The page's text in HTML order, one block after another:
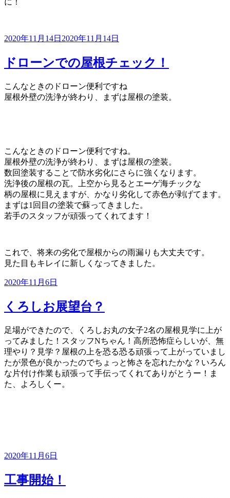
に！
投
日:
2020年11月14日 2020年11月14日
ドローンでの屋根チェック！
こんなときのドローン便利ですね
屋根外壁の洗浄が終わり、まずは屋根の塗装。
こんなときのドローン便利ですね。
屋根外壁の洗浄が終わり、まずは屋根の塗装。
数回塗装することで防水劣化にさらに強くなります。
洗浄後の屋根の瓦。上空から見るとエーゲ海チックな
柄の屋根に見えますが、かなり劣化して赤色が剥げてます。
まずは1回目の塗装で蘇ってきました。
若手のスタッフが頑張ってくれてます！
これで、将来の劣化で屋根からの雨漏りも大丈夫です。
見た目もキレイに新しくなってきました。
投
日:
2020年11月6日
くろしお展望台？
足場ができたので、くろしお丸の女子2名の屋根見学に上が
ってみました！スタッフNちゃん！高所恐怖症らしいが、無
理やり？見学？屋根の上を恐る恐る頑張って上がっていまし
たが景色が良かったのでちょっと怖さを忘れたかな？いろん
な片付け作業も頑張って手伝ってくれてありがとうー！ま
た、よろしくー。
投
日:
2020年11月6日
工事開始！